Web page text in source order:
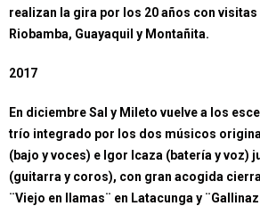
realizan la gira por los 20 años con visitas
Riobamba, Guayaquil y Montañita.
2017
En diciembre Sal y Mileto vuelve a los
trío integrado por los dos músicos
(bajo y voces) e Igor Icaza (batería y voz)
(guitarra y coros), con gran acogida
¨Viejo en llamas¨ en Latacunga y